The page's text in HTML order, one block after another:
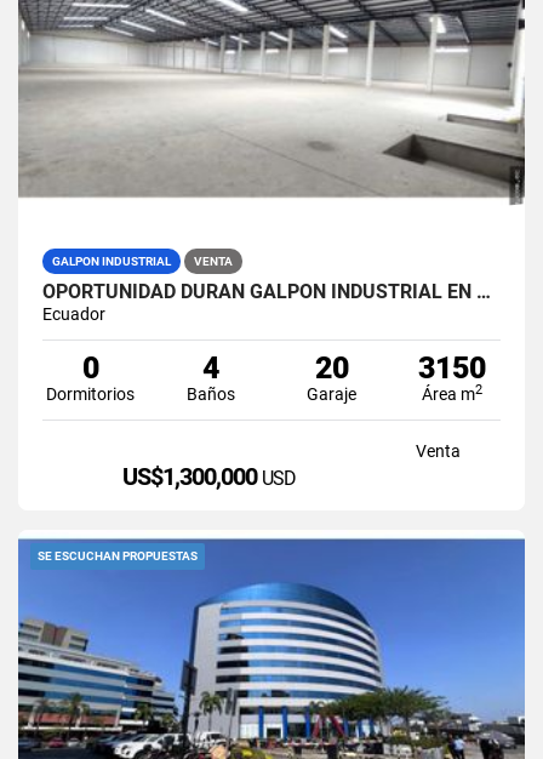
GALPON INDUSTRIAL VENTA
OPORTUNIDAD DURAN GALPON INDUSTRIAL EN VENTA LAS BRISAS
Ecuador
0
Dormitorios
4
Baños
20
Garaje
3150
Área m2
Venta
US$1,300,000 USD
SE ESCUCHAN PROPUESTAS